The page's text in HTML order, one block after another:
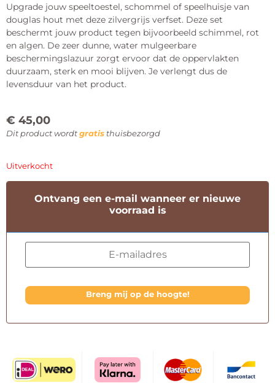
Upgrade jouw speeltoestel, schommel of speelhuisje van
douglas hout met deze zilvergrijs verfset. Deze set
beschermt jouw product tegen bijvoorbeeld schimmel, rot
en algen. De zeer dunne, water mulgeerbare
beschermingslazuur zorgt ervoor dat de oppervlakten
duurzaam, sterk en mooi blijven. Je verlengt dus de
levensduur van het product.
€ 45,00
Dit product wordt gratis thuisbezorgd
Uitverkocht
Ontvang een e-mail wanneer er nieuwe
voorraad is
Breng mij op de hoogte!